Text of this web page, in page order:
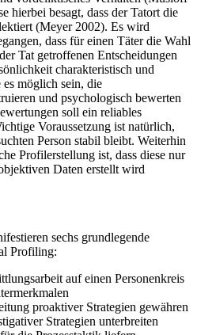
hierbei besagt, dass der Tatort die
(Meyer 2002). Es wird
dass für einen Täter die Wahl
Tat getroffenen Entscheidungen
charakteristisch und
möglich sein, die
und psychologisch bewerten
soll ein reliables
Voraussetzung ist natürlich,
Person stabil bleibt. Weiterhin
Profilerstellung ist, dass diese nur
Daten erstellt wird
sechs grundlegende
Profiling:
auf einen Personenkreis
proaktiver Strategien gewähren
Strategien unterbreiten